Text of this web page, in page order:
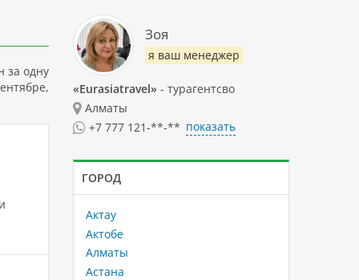
за одну
Зоя
я ваш менеджер
«Eurasiatravel» - турагентсво
Алматы
+7 777 121-**-** показать
ГОРОД
Актау
Актобе
Алматы
Астана